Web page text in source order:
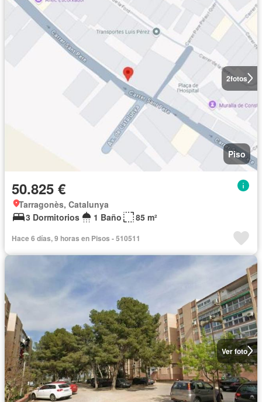
2fotos
Piso
50.825 €
Tarragonès, Catalunya
3 Dormitorios
1 Baño 85 m²
Hace 6 días, 9 horas en Pisos - 510511
Ver foto